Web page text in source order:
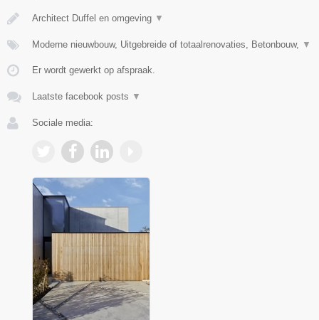
Architect Duffel en omgeving ▼
Moderne nieuwbouw, Uitgebreide of totaalrenovaties, Betonbouw, ▼
Er wordt gewerkt op afspraak.
Laatste facebook posts ▼
Sociale media: